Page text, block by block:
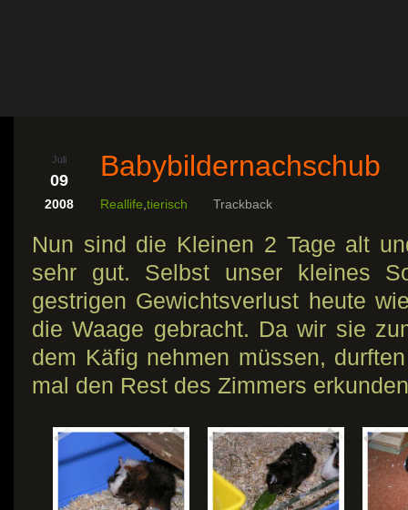
Juli
09
2008
Babybildernachschub
Reallife,tierisch Trackback
Nun sind die Kleinen 2 Tage alt
sehr gut. Selbst unser kleines
gestrigen Gewichtsverlust heute
die Waage gebracht. Da wir sie
dem Käfig nehmen müssen,
mal den Rest des Zimmers